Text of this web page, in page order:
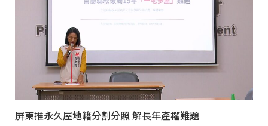
屏東推永久屋地籍分割分照 解長年產權難題